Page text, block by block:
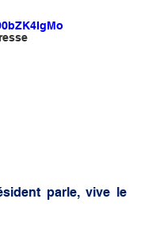
parle, vive le